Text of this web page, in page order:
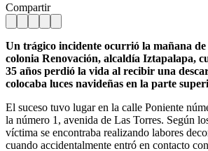
Compartir
Un trágico incidente ocurrió la mañana de
colonia Renovación, alcaldía Iztapalapa,
35 años perdió la vida al recibir una
colocaba luces navideñas en la parte
El suceso tuvo lugar en la calle Poniente
la número 1, avenida de Las Torres. Según
víctima se encontraba realizando labores
cuando accidentalmente entró en contacto